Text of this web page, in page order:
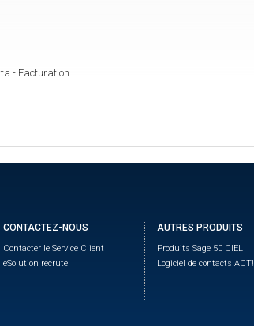
- Facturation
CONTACTEZ-NOUS
Contacter le Service Client
eSolution recrute
AUTRES PRODUITS
Produits Sage 50 CIEL
Logiciel de contacts ACT!